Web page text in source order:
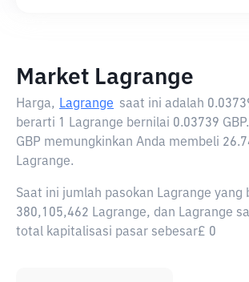
Market Lagrange
Harga, Lagrange saat ini adalah
berarti 1 Lagrange bernilai 0.03739
GBP memungkinkan Anda membeli
Lagrange.
Saat ini jumlah pasokan Lagrange yang
380,105,462 Lagrange, dan Lagrange
total kapitalisasi pasar sebesar£ 0